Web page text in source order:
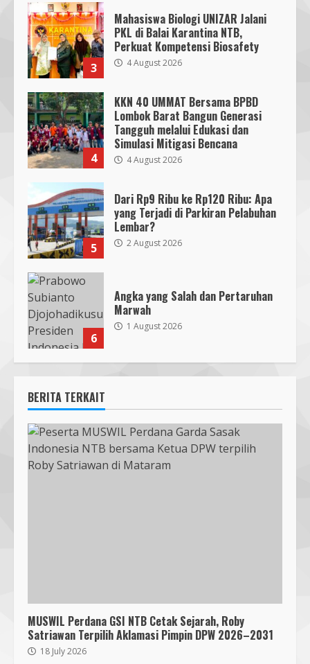
3
Mahasiswa Biologi UNIZAR Jalani
PKL di Balai Karantina NTB,
Perkuat Kompetensi Biosafety
4 August 2026
4
KKN 40 UMMAT Bersama BPBD
Lombok Barat Bangun Generasi
Tangguh melalui Edukasi dan
Simulasi Mitigasi Bencana
4 August 2026
5
Dari Rp9 Ribu ke Rp120 Ribu: Apa
yang Terjadi di Parkiran Pelabuhan
Lembar?
2 August 2026
6
Angka yang Salah dan Pertaruhan
Marwah
1 August 2026
BERITA TERKAIT
MUSWIL Perdana GSI NTB Cetak Sejarah, Roby
Satriawan Terpilih Aklamasi Pimpin DPW 2026–2031
18 July 2026